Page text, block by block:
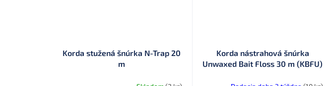
Korda stužená šnúrka N-Trap 20
m
Korda nástrahová šnúrka
Unwaxed Bait Floss 30 m (KBFU)